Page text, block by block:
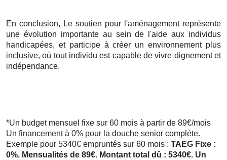
En conclusion, Le soutien pour l'aménagement représente
une évolution importante au sein de l'aide aux individus
handicapées, et participe à créer un environnement plus
inclusive, où tout individu est capable de vivre dignement et
indépendance.
*Un budget mensuel fixe sur 60 mois à partir de 89€/mois
Un financement à 0% pour la douche senior complète.
Exemple pour 5340€ empruntés sur 60 mois : TAEG Fixe :
0%. Mensualités de 89€. Montant total dû : 5340€. Un